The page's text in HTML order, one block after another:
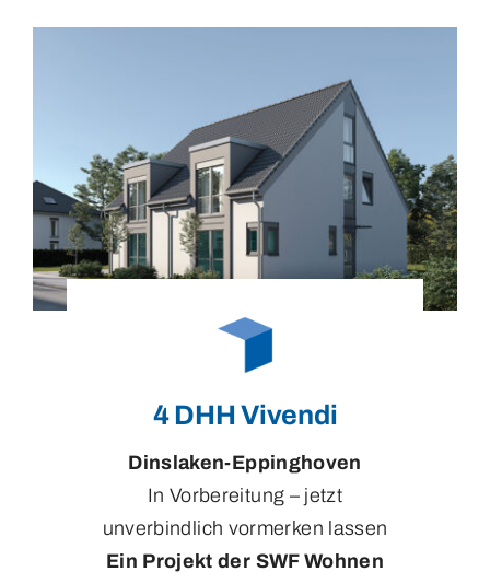
4 DHH Vivendi
Dinslaken-Eppinghoven
In Vorbereitung – jetzt
unverbindlich vormerken lassen
Ein Projekt der SWF Wohnen